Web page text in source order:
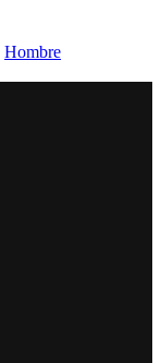
Hombre